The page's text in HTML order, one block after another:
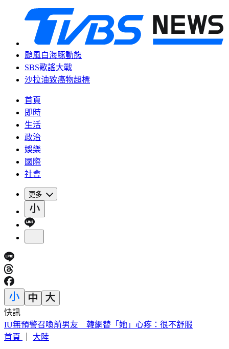
颱風白海豚動態
SBS歌謠大戰
沙拉油致癌物超標
首頁
即時
生活
政治
娛樂
國際
社會
更多
快訊
快訊／財神爺不在家 威力彩頭獎、二獎雙槓龜
首頁
大陸